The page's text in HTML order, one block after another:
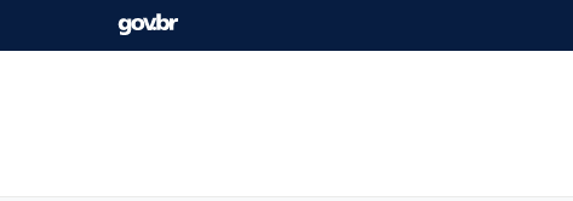
Skip to main content